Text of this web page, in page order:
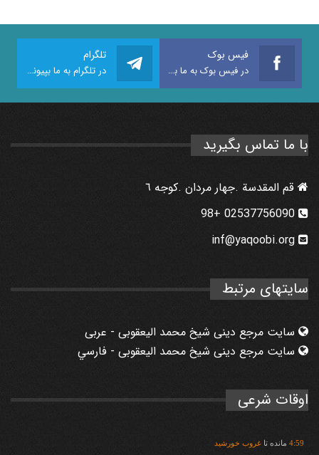
فیس بوک
در فیس بوک به ما بپیوندید
تلگرام
در تلگرام به ما بپیوندید
با ما تماس بگیرید
قم المقدسة .جهار مردان .كوجه ٦
inf@yaqoobi.org
سایتهای مرتبط
سایت مرجع دینی شیخ محمد الیعقوبی - عربی
سایت مرجع دینی شیخ محمد الیعقوبی - فارسي
اوقات شرعی
4:59 مانده تاغروب خورشید